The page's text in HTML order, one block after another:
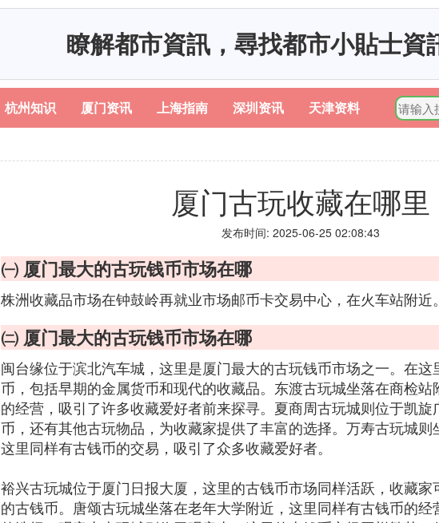
瞭解都市資訊，尋找都市小貼士資
杭州知识 厦门资讯 上海指南 深圳资讯 天津资料
厦门古玩收藏在哪里
发布时间: 2025-06-25 02:08:43
㈠ 厦门最大的古玩钱币市场在哪
株洲收藏品市场在钟鼓岭再就业市场邮币卡交易中心，在火车站附近。
㈡ 厦门最大的古玩钱币市场在哪
闽台缘位于滨北汽车城，这里是厦门最大的古玩钱币市场之一。在
币，包括早期的金属货币和现代的收藏品。东渡古玩城坐落在商检
的经营，吸引了许多收藏爱好者前来探寻。夏商周古玩城则位于凯
币，还有其他古玩物品，为收藏家提供了丰富的选择。万寿古玩城则
这里同样有古钱币的交易，吸引了众多收藏爱好者。
裕兴古玩城位于厦门日报大厦，这里的古钱币市场同样活跃，收藏
的古钱币。唐颂古玩城坐落在老年大学附近，这里同样有古钱币的经